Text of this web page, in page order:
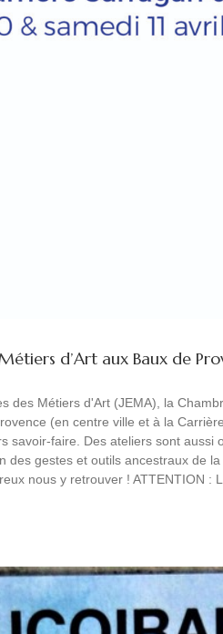
d’Art aux Baux de
des Métiers d'Art (JEMA), la
(en centre ville et à la
savoir-faire. Des ateliers sont
des gestes et outils ancestraux de
nous y retrouver ! ATTENTION :